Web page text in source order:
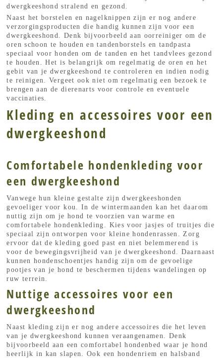
dwergkeeshond stralend en gezond.
Naast het borstelen en nagelknippen zijn er nog andere
verzorgingsproducten die handig kunnen zijn voor een
dwergkeeshond. Denk bijvoorbeeld aan oorreiniger om de
oren schoon te houden en tandenborstels en tandpasta
speciaal voor honden om de tanden en het tandvlees gezond
te houden. Het is belangrijk om regelmatig de oren en het
gebit van je dwergkeeshond te controleren en indien nodig
te reinigen. Vergeet ook niet om regelmatig een bezoek te
brengen aan de dierenarts voor controle en eventuele
vaccinaties.
Kleding en accessoires voor een
dwergkeeshond
Comfortabele hondenkleding voor
een dwergkeeshond
Vanwege hun kleine gestalte zijn dwergkeeshonden
gevoeliger voor kou. In de wintermaanden kan het daarom
nuttig zijn om je hond te voorzien van warme en
comfortabele hondenkleding. Kies voor jasjes of truitjes die
speciaal zijn ontworpen voor kleine hondenrassen. Zorg
ervoor dat de kleding goed past en niet belemmerend is
voor de bewegingsvrijheid van je dwergkeeshond. Daarnaast
kunnen hondenschoentjes handig zijn om de gevoelige
pootjes van je hond te beschermen tijdens wandelingen op
ruw terrein.
Nuttige accessoires voor een
dwergkeeshond
Naast kleding zijn er nog andere accessoires die het leven
van je dwergkeeshond kunnen veraangenamen. Denk
bijvoorbeeld aan een comfortabel hondenbed waar je hond
heerlijk in kan slapen. Ook een hondenriem en halsband